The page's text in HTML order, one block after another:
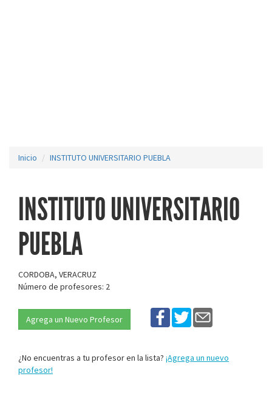
Inicio INSTITUTO UNIVERSITARIO PUEBLA
INSTITUTO UNIVERSITARIO
PUEBLA
CORDOBA, VERACRUZ
Número de profesores: 2
Agrega un Nuevo Profesor
¿No encuentras a tu profesor en la lista? ¡Agrega un nuevo
profesor!